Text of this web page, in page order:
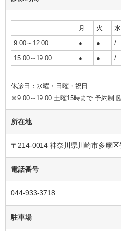
月 火 水
9:00～12:00
● ● /
15:00～19:00
● ● /
休診日：水曜・日曜・祝日
※9:00～19:00 土曜15時まで 予約制
所在地
〒214-0014 神奈川県川崎市多摩
電話番号
044-933-3718
駐車場